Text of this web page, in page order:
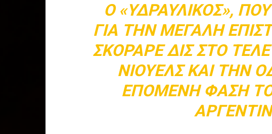
Ο «ΥΔΡΑΥΛΙΚΌΣ»,
ΓΙΑ ΤΗΝ ΜΕΓΆΛΗ
ΣΚΌΡΑΡΕ ΔΙΣ ΣΤΟ
ΝΙΟΎΕΛΣ ΚΑΙ ΤΗΝ
ΕΠΌΜΕΝΗ ΦΆΣΗ